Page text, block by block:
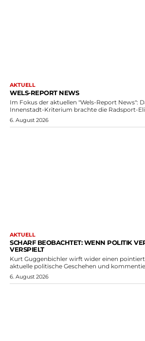
AKTUELL
WELS-REPORT NEWS
Im Fokus der aktuellen "Wels-Report News":
Innenstadt-Kriterium brachte die Radsport-
6. August 2026
AKTUELL
SCHARF BEOBACHTET: WENN POLITIK
VERSPIELT
Kurt Guggenbichler wirft wider einen
aktuelle politische Geschehen und
6. August 2026